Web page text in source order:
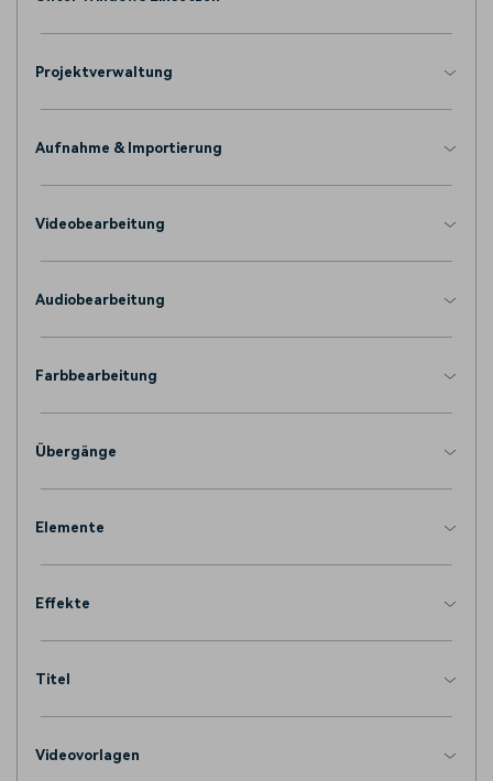
Projektverwaltung
Aufnahme & Importierung
Videobearbeitung
Audiobearbeitung
Farbbearbeitung
Übergänge
Elemente
Effekte
Titel
Videovorlagen